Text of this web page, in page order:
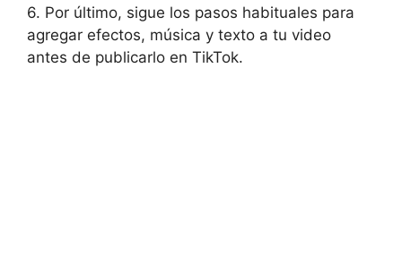
6. Por ‍último, sigue los pasos habituales⁤ para‍
agregar ⁢efectos, música ⁢y texto a tu video
antes de publicarlo en TikTok.